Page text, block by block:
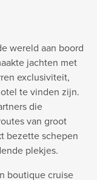
wereld aan boord
jachten met
exclusiviteit,
te vinden zijn.
die
van groot
bezette schepen
plekjes.
boutique cruise